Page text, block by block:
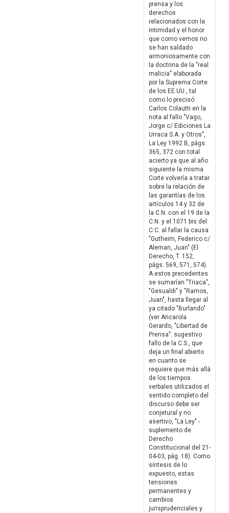
prensa y los
derechos
relacionados con la
intimidad y el honor
que como vemos no
se han saldado
armoniosamente con
la doctrina de la "real
malicia" elaborada
por la Suprema Corte
de los EE.UU., tal
como lo precisó
Carlos Colautti en la
nota al fallo "Vago,
Jorge c/ Ediciones La
Urraca S.A. y Otros",
La Ley 1992 B, págs.
365, 372 con total
acierto ya que al año
siguiente la misma
Corte volvería a tratar
sobre la relación de
las garantías de los
artículos 14 y 32 de
la C.N. con el 19 de la
C.N. y el 1071 bis del
C.C. al fallar la causa
"Gutheim, Federico c/
Aleman, Juan" (El
Derecho, T. 152,
págs. 569, 571, 574).
A estos precedentes
se sumarían "Triaca",
"Gesualdi" y "Ramos,
Juan", hasta llegar al
ya citado "Burlando"
(ver Ancarola
Gerardo, "Libertad de
Prensa": sugestivo
fallo de la C.S., que
deja un final abierto
en cuanto se
requiere que más allá
de los tiempos
verbales utilizados el
sentido completo del
discurso debe ser
conjetural y no
asertivo, "La Ley" -
suplemento de
Derecho
Constitucional del 21-
04-03, pág. 18). Como
síntesis de lo
expuesto, estas
tensiones
permanentes y
cambios
jurisprudenciales y